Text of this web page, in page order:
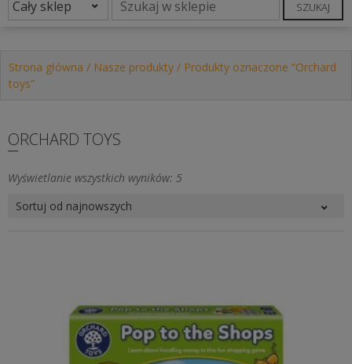
SZUKAJ
Strona główna / Nasze produkty / Produkty oznaczone “Orchard
toys”
ORCHARD TOYS
Wyświetlanie wszystkich wyników: 5Posortowane